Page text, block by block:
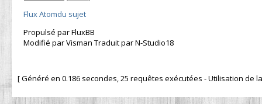
Flux Atomdu sujet
Propulsé par FluxBB
Modifié par Visman Traduit par N-Studio18
[ Généré en 0.186 secondes, 25 requêtes exécutées - Utilisation de la